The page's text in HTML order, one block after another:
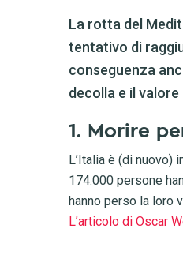
La rotta del
tentativo di
conseguenza
decolla e il
1. Morire
L’Italia è (di nuovo)
174.000 persone
hanno perso la loro
L’articolo di Oscar